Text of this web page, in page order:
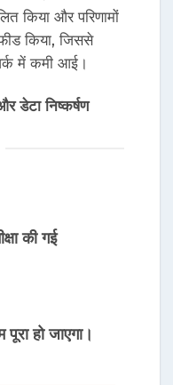
किया और परिणामों
किया, जिससे
में कमी आई।
डेटा निष्कर्षण
की गई
हो जाएगा।